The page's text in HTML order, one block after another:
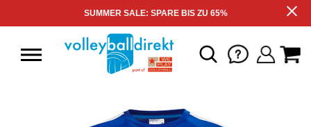
SUMMER SALE: SPARE BIS ZU 65%